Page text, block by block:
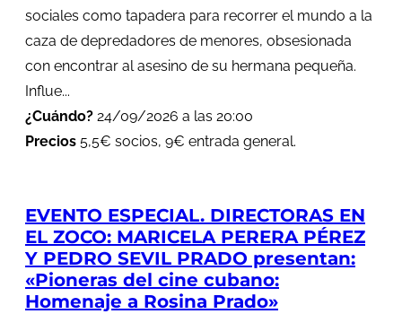
sociales como tapadera para recorrer el mundo a la
caza de depredadores de menores, obsesionada
con encontrar al asesino de su hermana pequeña.
Influe...
¿Cuándo? 24/09/2026 a las 20:00
Precios 5,5€ socios, 9€ entrada general.
EVENTO ESPECIAL. DIRECTORAS EN
EL ZOCO: MARICELA PERERA PÉREZ
Y PEDRO SEVIL PRADO presentan:
«Pioneras del cine cubano:
Homenaje a Rosina Prado»